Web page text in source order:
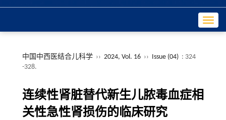
中国中西医结合儿科学 ›› 2024, Vol. 16 ›› Issue (04) : 324
-328.
连续性肾脏替代新生儿脓毒血症相
关性急性肾损伤的临床研究